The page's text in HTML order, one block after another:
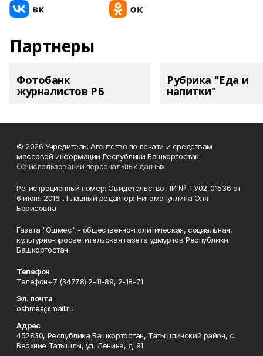
Партнеры
Фотобанк
журналистов РБ
Рубрика "Еда и
напитки"
© 2026 Учредитель: Агентство по печати и средствам
массовой информации Республики Башкортостан
Об использовании персональных данных
Регистрационный номер: Свидетельство ПИ № ТУ02-01536 от
6 июня 2016г. Главный редактор: Нигаматуллина Оля
Борисовна
Газета "Ошмес" - общественно-политическая, социальная,
культурно-просветительская газета удмуртов Республики
Башкортостан.
Телефон
Телефон+7 (34778) 2-11-89, 2-18-71
Эл. почта
oshmes@mail.ru
Адрес
452830, Республика Башкортостан, Татышлинский район, с.
Верхние Татышлы, ул. Ленина, д. 91